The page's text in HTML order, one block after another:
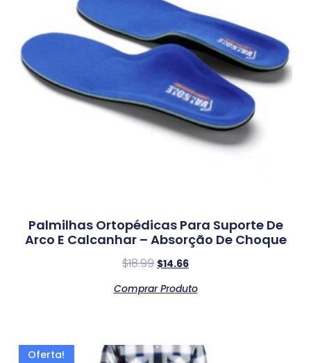
Palmilhas Ortopédicas Para Suporte De
Arco E Calcanhar – Absorção De Choque
$18.99 $14.66
Comprar Produto
Oferta!